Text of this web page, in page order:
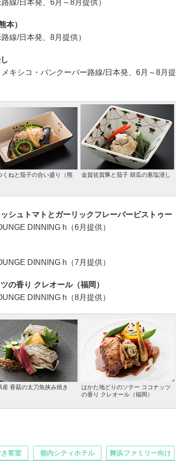
線/日本発、6月～8月提供）
本）
線/日本発、8月提供）
キシコ・バンクーバー路線/日本発、6月～8月提
くねと茄子の合い盛り（熊
金賀佐賀豚と茄子 胡瓜の葱塩浸し
シュトマトとガーリックフレーバービストゥー
DINNING h（6月提供）
DINNING h（7月提供）
の香り クレオール（福岡）
DINNING h（8月提供）
産 香菇の太刀魚挟み焼き
はかた地どりのソテー ココナッツ
の香り クレオール（福岡）
客室 都内シティホテル 舞浜ファミリー向け